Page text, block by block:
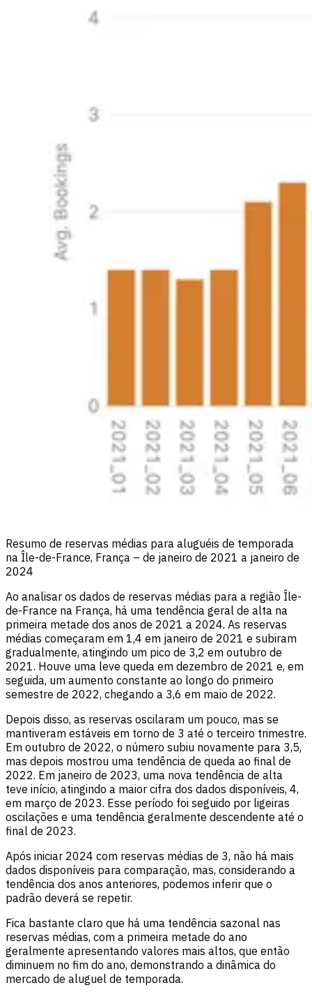
Resumo de reservas médias para aluguéis de temporada
na Île-de-France, França – de janeiro de 2021 a janeiro de
2024
Ao analisar os dados de reservas médias para a região Île-
de-France na França, há uma tendência geral de alta na
primeira metade dos anos de 2021 a 2024. As reservas
médias começaram em 1,4 em janeiro de 2021 e subiram
gradualmente, atingindo um pico de 3,2 em outubro de
2021. Houve uma leve queda em dezembro de 2021 e, em
seguida, um aumento constante ao longo do primeiro
semestre de 2022, chegando a 3,6 em maio de 2022.
Depois disso, as reservas oscilaram um pouco, mas se
mantiveram estáveis em torno de 3 até o terceiro trimestre.
Em outubro de 2022, o número subiu novamente para 3,5,
mas depois mostrou uma tendência de queda ao final de
2022. Em janeiro de 2023, uma nova tendência de alta
teve início, atingindo a maior cifra dos dados disponíveis, 4,
em março de 2023. Esse período foi seguido por ligeiras
oscilações e uma tendência geralmente descendente até o
final de 2023.
Após iniciar 2024 com reservas médias de 3, não há mais
dados disponíveis para comparação, mas, considerando a
tendência dos anos anteriores, podemos inferir que o
padrão deverá se repetir.
Fica bastante claro que há uma tendência sazonal nas
reservas médias, com a primeira metade do ano
geralmente apresentando valores mais altos, que então
diminuem no fim do ano, demonstrando a dinâmica do
mercado de aluguel de temporada.